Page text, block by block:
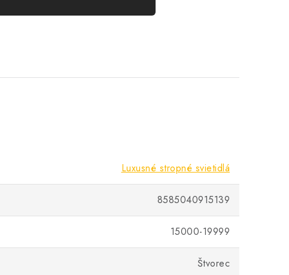
Luxusné stropné svietidlá
8585040915139
15000-19999
Štvorec